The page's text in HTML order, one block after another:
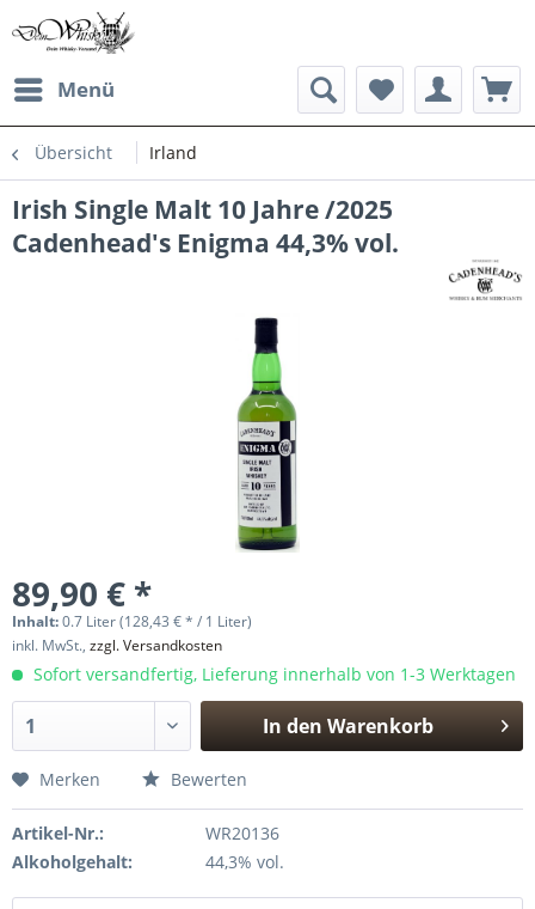
Menü
Übersicht Irland
Irish Single Malt 10 Jahre /2025
Cadenhead's Enigma 44,3% vol.
89,90 € *
Inhalt:0.7 Liter (128,43 € * / 1 Liter)
inkl. MwSt., zzgl. Versandkosten
Sofort versandfertig, Lieferung innerhalb von 1-3 Werktagen
In den Warenkorb
Merken Bewerten
Artikel-Nr.:
WR20136
Alkoholgehalt:
44,3% vol.